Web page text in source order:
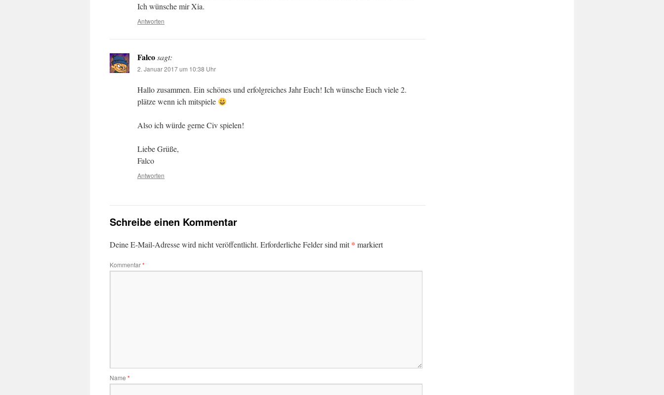
Ich wünsche mir Xia.
Antworten
Falcosagt:
2. Januar 2017 um 10:38 Uhr
Hallo zusammen. Ein schönes und erfolgreiches Jahr Euch! Ich wünsche Euch viele 2.
plätze wenn ich mitspiele
Also ich würde gerne Civ spielen!
Liebe Grüße,
Falco
Antworten
Schreibe einen Kommentar
Deine E-Mail-Adresse wird nicht veröffentlicht. Erforderliche Felder sind mit* markiert
Kommentar*
Name *